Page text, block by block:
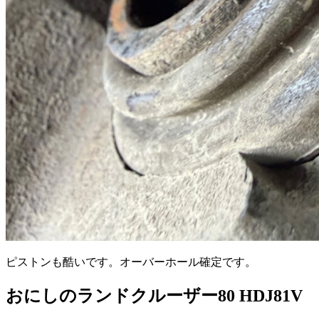
ピストンも酷いです。オーバーホール確定です。
おにしのランドクルーザー80 HDJ81V